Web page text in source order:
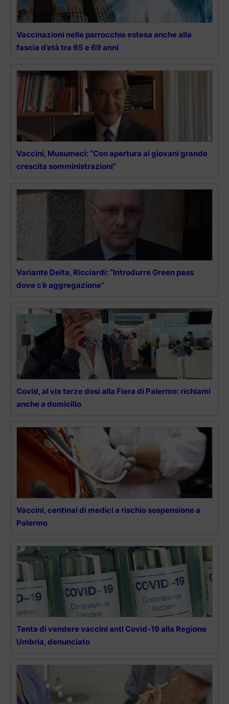
Vaccinazioni nelle parrocchie estesa anche alla
fascia d’età tra 65 e 69 anni
Vaccini, Musumeci: “Con apertura ai giovani grande
crescita somministrazioni”
Variante Delta, Ricciardi: “Introdurre Green pass
dove c’è aggregazione”
Covid, al via terze dosi alla Fiera di Palermo: richiami
anche a domicilio
Vaccini, centinai di medici a rischio sospensione a
Palermo
Tenta di vendere vaccini anti Covid-19 alla Regione
Umbria, denunciato